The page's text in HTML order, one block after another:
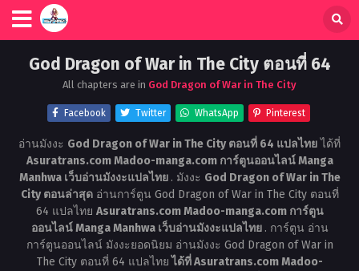
God Dragon of War in The City ตอนที่ 64
All chapters are in God Dragon of War in The City
Facebook Twitter WhatsApp Pinterest
อ่านมังงะ God Dragon of War in The City ตอนที่ 64 แปลไทยได้ที่
Asuratrans.com Madoo-manga.com การ์ตูนออนไลน์ Manga
Manhwa เว็บอ่านมังงะแปลไทย . มังงะ God Dragon of War in The
City ตอนล่าสุดอ่านการ์ตูน God Dragon of War in The City ตอนที่
64 แปลไทย Asuratrans.com Madoo-manga.com การ์ตูน
ออนไลน์ Manga Manhwa เว็บอ่านมังงะแปลไทย . การ์ตูน อ่าน
การ์ตูนออนไลน์ มังงะยอดนิยม อ่านมังงะ God Dragon of War in
The City ตอนที่ 64 แปลไทยได้ที่ Asuratrans.com Madoo-